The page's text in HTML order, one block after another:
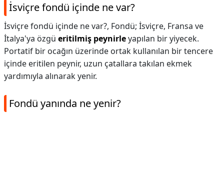
İsviçre fondü içinde ne var?
İsviçre fondü içinde ne var?, Fondü; İsviçre, Fransa ve
İtalya'ya özgü eritilmiş peynirleyapılan bir yiyecek.
Portatif bir ocağın üzerinde ortak kullanılan bir tencere
içinde eritilen peynir, uzun çatallara takılan ekmek
yardımıyla alınarak yenir.
Fondü yanında ne yenir?